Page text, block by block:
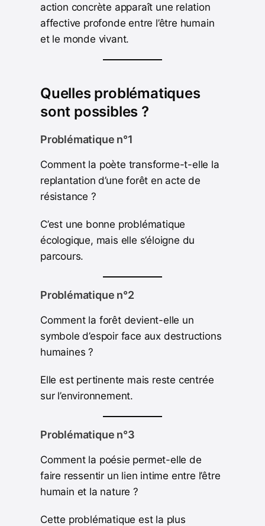
action concrète apparaît une relation
affective profonde entre l’être humain
et le monde vivant.
Quelles problématiques
sont possibles ?
Problématique n°1
Comment la poète transforme-t-elle la
replantation d’une forêt en acte de
résistance ?
C’est une bonne problématique
écologique, mais elle s’éloigne du
parcours.
Problématique n°2
Comment la forêt devient-elle un
symbole d’espoir face aux destructions
humaines ?
Elle est pertinente mais reste centrée
sur l’environnement.
Problématique n°3
Comment la poésie permet-elle de
faire ressentir un lien intime entre l’être
humain et la nature ?
Cette problématique est la plus